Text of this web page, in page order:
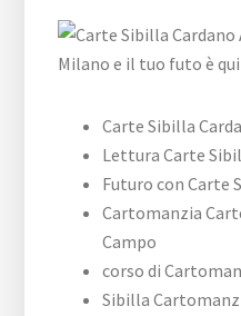
Carte Sibilla
Lettura Carte
Futuro con Carte
Cartomanzia
Campo
corso di
Sibilla